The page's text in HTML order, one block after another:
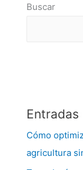
Buscar
Cómo
agricultura